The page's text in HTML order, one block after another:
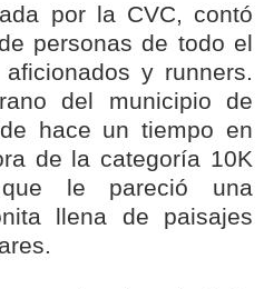
por la CVC, contó
personas de todo el
y runners.
del municipio de
hace un tiempo en
de la categoría 10K
que le pareció una
llena de paisajes